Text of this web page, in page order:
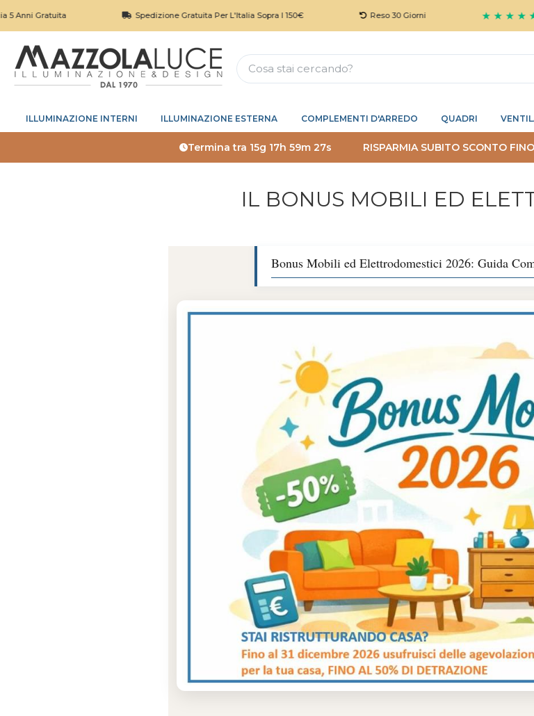
Spedizione Gratuita Per L'Italia Sopra I 150€ Reso 30 Giorni ★ ★ ★ ★ ★
ILLUMINAZIONE INTERNI ILLUMINAZIONE ESTERNA COMPLEMENTI D'ARREDO QUADRI
Termina tra 15g 17h 59m 26s RISPARMIA SUBITO SCONTO
IL BONUS MOBILI ED
Bonus Mobili ed Elettrodomestici 2026: Guida